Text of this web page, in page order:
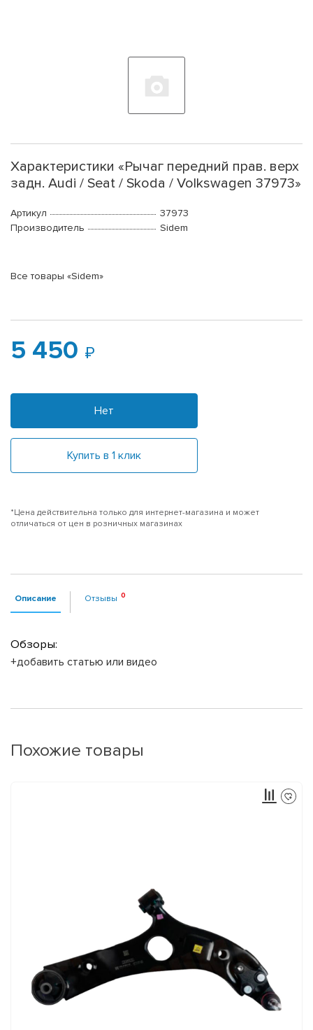
Характеристики «Рычаг передний прав. верх
задн. Audi / Seat / Skoda / Volkswagen 37973»
Артикул
37973
Производитель
Sidem
Все товары «Sidem»
5 450
Нет
Купить в 1 клик
*Цена действительна только для интернет-магазина и может
отличаться от цен в розничных магазинах
Описание Отзывы
Обзоры:
+добавить статью или видео
Похожие товары